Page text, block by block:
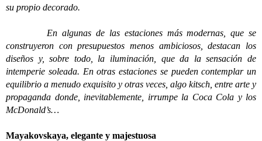
su propio decorado.
En algunas de las estaciones más modernas, que se
construyeron con presupuestos menos ambiciosos, destacan los
diseños y, sobre todo, la iluminación, que da la sensación de
intemperie soleada. En otras estaciones se pueden contemplar un
equilibrio a menudo exquisito y otras veces, algo kitsch, entre arte y
propaganda donde, inevitablemente, irrumpe la Coca Cola y los
McDonald’s…
Mayakovskaya, elegante y majestuosa